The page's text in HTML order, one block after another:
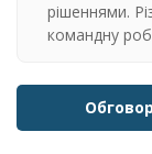
рішеннями.
командну